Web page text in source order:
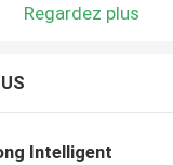
Regardez plus
Intelligent